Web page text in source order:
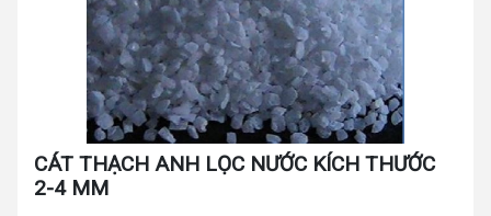
CÁT THẠCH ANH LỌC NƯỚC KÍCH THƯỚC
2-4 MM